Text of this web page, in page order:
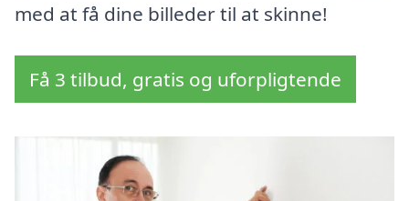
med at få dine billeder til at skinne!
Få 3 tilbud, gratis og uforpligtende